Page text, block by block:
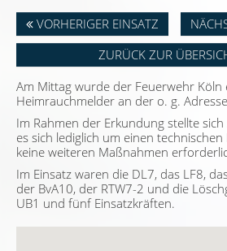
VORHERIGER EINSATZ
ZURÜCK ZUR
Am Mittag wurde der Feuerwehr Köln
Heimrauchmelder an der o. g.
Im Rahmen der Erkundung stellte
es sich lediglich um einen
keine weiteren Maßnahmen
Im Einsatz waren die DL7, das LF8,
der BvA10, der RTW7-2 und die
UB1 und fünf Einsatzkräften.